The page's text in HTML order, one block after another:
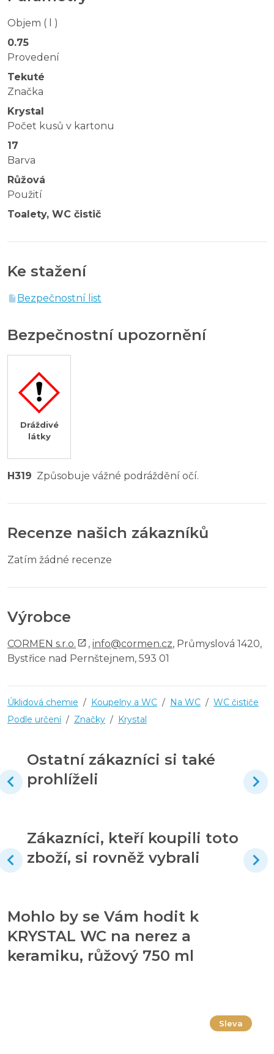
Objem ( l )
0.75
Provedení
Tekuté
Značka
Krystal
Počet kusů v kartonu
17
Barva
Růžová
Použití
Toalety, WC čistič
Ke stažení
Bezpečnostní list
Bezpečnostní upozornění
Dráždivé
látky
H319 Způsobuje vážné podráždění očí.
Recenze našich zákazníků
Zatím žádné recenze
Výrobce
CORMEN s.r.o. , info@cormen.cz, Průmyslová 1420,
Bystřice nad Pernštejnem, 593 01
Úklidová chemie / Koupelny a WC / Na WC / WC čističe
Podle určení / Značky / Krystal
Ostatní zákazníci si také
prohlíželi
Zákazníci, kteří koupili toto
zboží, si rovněž vybrali
Mohlo by se Vám hodit k
KRYSTAL WC na nerez a
keramiku, růžový 750 ml
Sleva